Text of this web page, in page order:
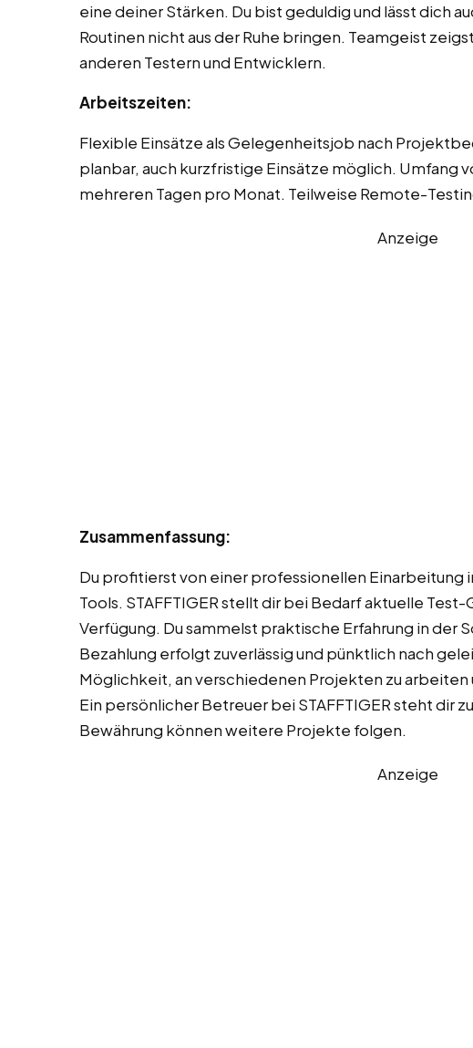
eine deiner Stärken. Du bist geduldig und lässt dich
Routinen nicht aus der Ruhe bringen. Teamgeist
anderen Testern und Entwicklern.
Arbeitszeiten:
Flexible Einsätze als Gelegenheitsjob nach
planbar, auch kurzfristige Einsätze möglich. Umfang
mehreren Tagen pro Monat. Teilweise Remote-
Anzeige
Zusammenfassung:
Du profitierst von einer professionellen Einarbeitung
Tools. STAFFTIGER stellt dir bei Bedarf aktuelle
Verfügung. Du sammelst praktische Erfahrung in der
Bezahlung erfolgt zuverlässig und pünktlich nach
Möglichkeit, an verschiedenen Projekten zu
Ein persönlicher Betreuer bei STAFFTIGER steht dir
Bewährung können weitere Projekte folgen.
Anzeige